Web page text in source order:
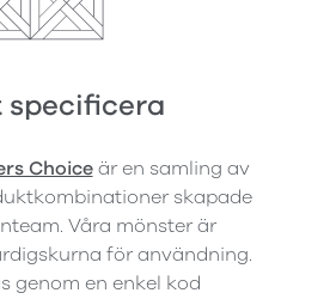
Choiceär en samling av
skapade
Våra mönster är
för användning.
genom en enkel kod